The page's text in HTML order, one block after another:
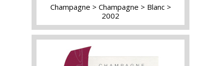
Champagne Champagne
Blanc
2002